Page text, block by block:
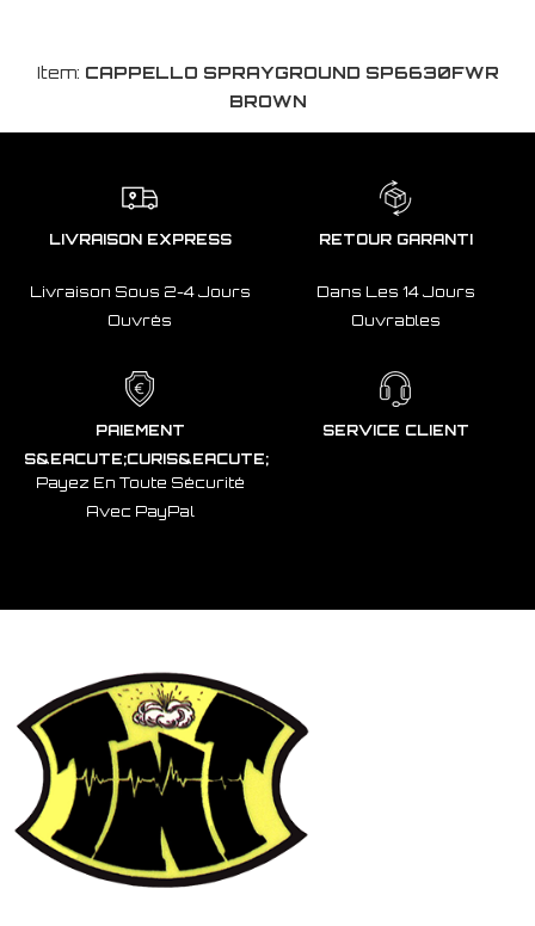
Item: CAPPELLO SPRAYGROUND SP6630FWR
BROWN
LIVRAISON EXPRESS
Livraison Sous 2-4 Jours
Ouvrés
RETOUR GARANTI
Dans Les 14 Jours
Ouvrables
PAIEMENT
S&EACUTE;CURIS&EACUTE;
Payez En Toute Sécurité
Avec PayPal
SERVICE CLIENT